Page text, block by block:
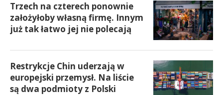
Trzech na czterech ponownie
założyłoby własną firmę. Innym
już tak łatwo jej nie polecają
Restrykcje Chin uderzają w
europejski przemysł. Na liście
są dwa podmioty z Polski